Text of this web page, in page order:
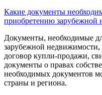
Какие документы
приобретению зарубежной
Документы, необходимые
зарубежной недвижимости,
договор купли-продажи,
документы о правах
необходимых документов
страны и региона.